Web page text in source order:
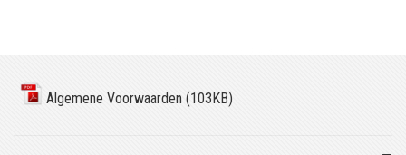
Algemene Voorwaarden (103KB)